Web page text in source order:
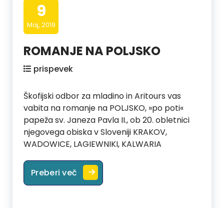
9
Maj, 2019
ROMANJE NA POLJSKO
prispevek
Škofijski odbor za mladino in Aritours vas
vabita na romanje na POLJSKO, »po poti«
papeža sv. Janeza Pavla II., ob 20. obletnici
njegovega obiska v Sloveniji KRAKOV,
WADOWICE, LAGIEWNIKI, KALWARIA
Preberi več ROMANJE NA POLJSKO